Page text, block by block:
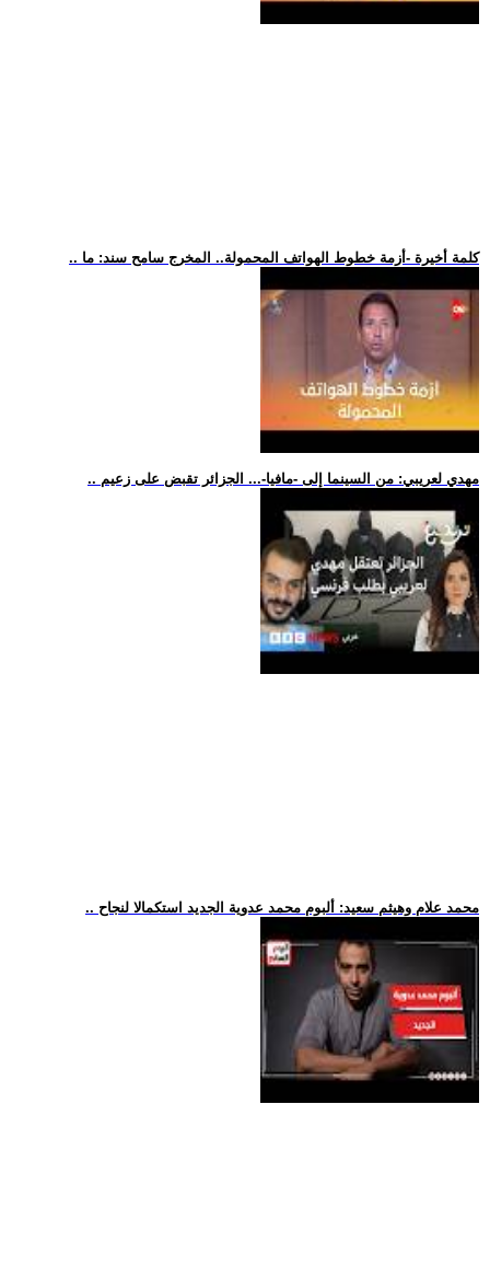
.. كلمة أخيرة -أزمة خطوط الهواتف المحمولة.. المخرج سامح سند: ما
.. مهدي لعريبي: من السينما إلى -مافيا-... الجزائر تقبض على زعيم
.. محمد علام وهيثم سعيد: ألبوم محمد عدوية الجديد استكمالا لنجاح